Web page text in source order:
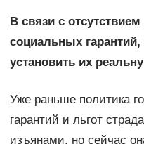
В связи с
социальных
установить их
Уже раньше политика
гарантий и льгот
изъянами, но сейчас